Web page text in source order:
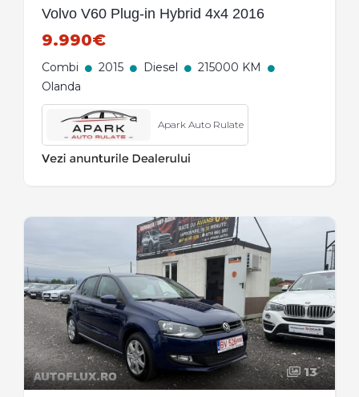
Volvo V60 Plug-in Hybrid 4x4 2016
9.990€
Combi 2015 Diesel
215000 KM
Olanda
Apark Auto Rulate
13